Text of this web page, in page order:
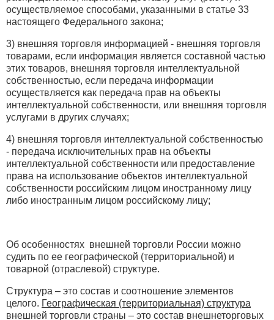
осуществляемое способами, указанными в статье 33
настоящего Федерального закона;
3) внешняя торговля информацией - внешняя торговля
товарами, если информация является составной частью
этих товаров, внешняя торговля интеллектуальной
собственностью, если передача информации
осуществляется как передача прав на объекты
интеллектуальной собственности, или внешняя торговля
услугами в других случаях;
4) внешняя торговля интеллектуальной собственностью
- передача исключительных прав на объекты
интеллектуальной собственности или предоставление
права на использование объектов интеллектуальной
собственности российским лицом иностранному лицу
либо иностранным лицом российскому лицу;
Об особенностях внешней торговли России можно
судить по ее географической (территориальной) и
товарной (отраслевой) структуре.
Структура – это состав и соотношение элементов
целого. Географическая (территориальная) структура
внешней торговли страны – это состав внешнеторговых